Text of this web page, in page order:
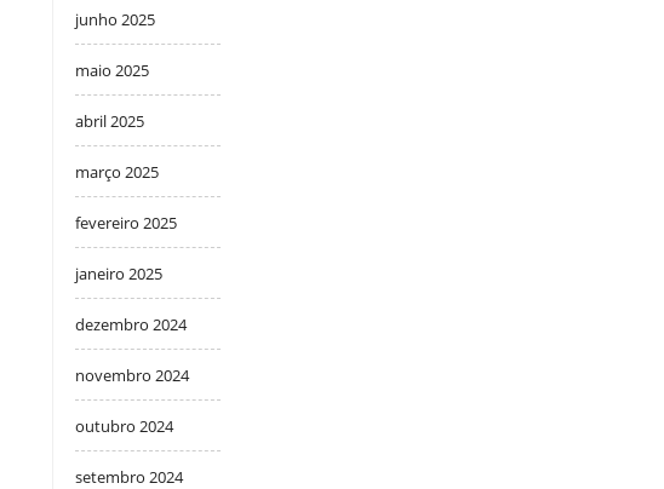
junho 2025
maio 2025
abril 2025
março 2025
fevereiro 2025
janeiro 2025
dezembro 2024
novembro 2024
outubro 2024
setembro 2024